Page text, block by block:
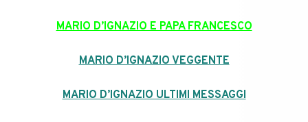
MARIO D’IGNAZIO E PAPA FRANCESCO
MARIO D’IGNAZIO VEGGENTE
MARIO D’IGNAZIO ULTIMI MESSAGGI